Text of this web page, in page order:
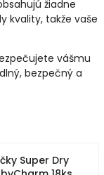
žiadne
kvality, takže vaše
vášmu
bezpečný a
Super Dry